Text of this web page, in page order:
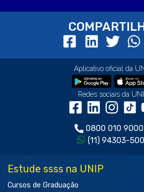
Aplicativo oficial da
Redes sociais da
0800 010 9000
(11) 94303-
Estude ssss na UNIP
Cursos de Graduação